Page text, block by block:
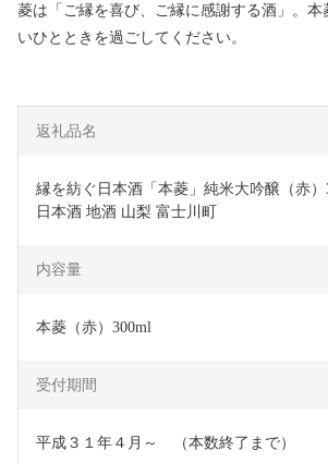
菱は「ご縁を喜び、ご縁に感謝する酒」。本
いひとときを過ごしてください。
返礼品名
縁を紡ぐ日本酒「本菱」純米大吟醸（赤）
日本酒 地酒 山梨 富士川町
内容量
本菱（赤）300ml
受付期間
平成３１年４月～　（本数終了まで）